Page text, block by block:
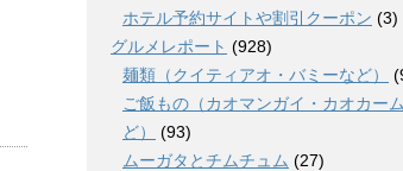
ホテル予約サイトや割引クーポン (3)
グルメレポート (928)
麺類（クイティアオ・バミーなど）
ご飯もの（カオマンガイ・カオカー
ど）
(93)
ムーガタとチムチュム (27)